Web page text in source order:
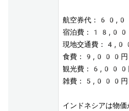
航空券代：
宿泊費：
現地交通費：
食費：9,000円
観光費：6,000
雑費：5,000円
インドネシアは物